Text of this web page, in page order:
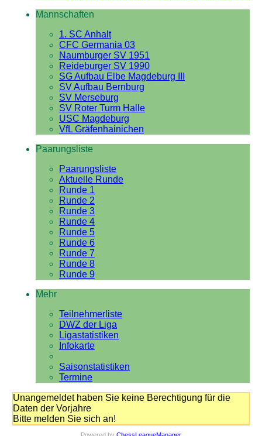
Mannschaften
1. SC Anhalt
CFC Germania 03
Naumburger SV 1951
Reideburger SV 1990
SG Aufbau Elbe Magdeburg III
SV Aufbau Bernburg
SV Merseburg
SV Roter Turm Halle
USC Magdeburg
VfL Gräfenhainichen
Paarungsliste
Paarungsliste
Aktuelle Runde
Runde 1
Runde 2
Runde 3
Runde 4
Runde 5
Runde 6
Runde 7
Runde 8
Runde 9
Mehr
Teilnehmerliste
DWZ der Liga
Ligastatistiken
Infokarte
Saisonstatistiken
Termine
Unangemeldet haben Sie keine Berechtigung für die
Daten der Vorjahre
Bitte melden Sie sich an!